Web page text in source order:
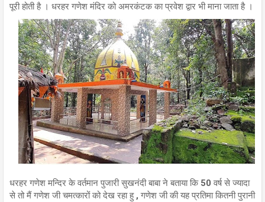
पूरी होती है । धरहर गणेश मंदिर को अमरकंटक का प्रवेश द्वार भी माना जाता है ।
धरहर गणेश मन्दिर के वर्तमान पुजारी सुखनंदी बाबा ने बताया कि 50 वर्ष से ज्यादा
से तो मैं गणेश जी चमत्कारों को देख रहा हु , गणेश जी की यह प्रतिमा कितनी पुरानी